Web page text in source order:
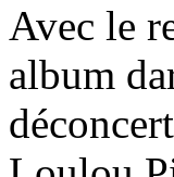
Avec le
album